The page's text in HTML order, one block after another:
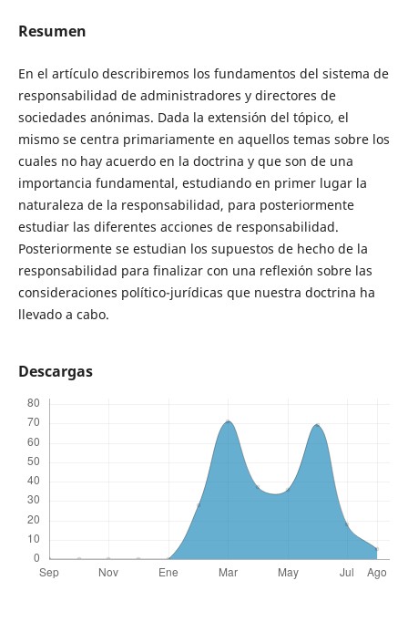
Resumen
En el artículo describiremos los fundamentos del sistema de
responsabilidad de administradores y directores de
sociedades anónimas. Dada la extensión del tópico, el
mismo se centra primariamente en aquellos temas sobre los
cuales no hay acuerdo en la doctrina y que son de una
importancia fundamental, estudiando en primer lugar la
naturaleza de la responsabilidad, para posteriormente
estudiar las diferentes acciones de responsabilidad.
Posteriormente se estudian los supuestos de hecho de la
responsabilidad para finalizar con una reflexión sobre las
consideraciones político-jurídicas que nuestra doctrina ha
llevado a cabo.
Descargas